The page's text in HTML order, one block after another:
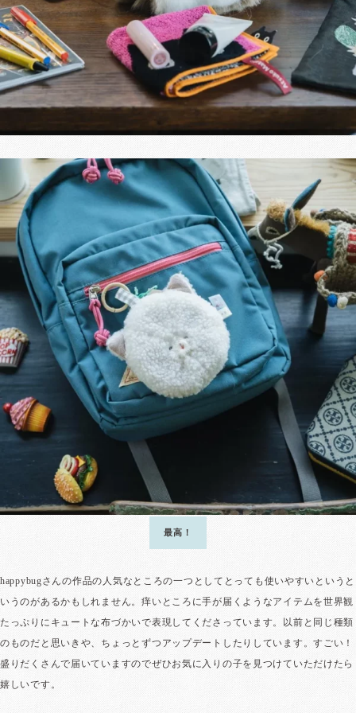
最高！
happybugさんの作品の人気なところの一つとしてとっても使いやすいというと
いうのがあるかもしれません。痒いところに手が届くようなアイテムを世界観
たっぷりにキュートな布づかいで表現してくださっています。以前と同じ種類
のものだと思いきや、ちょっとずつアップデートしたりしています。すごい！
盛りだくさんで届いていますのでぜひお気に入りの子を見つけていただけたら
嬉しいです。